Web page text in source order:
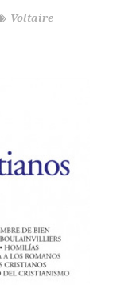
Voltaire